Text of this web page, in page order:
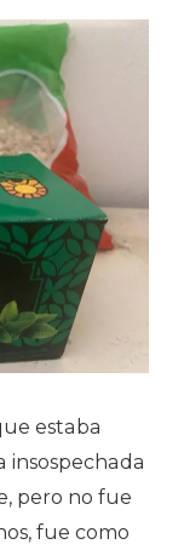
estaba
insospechada
pero no fue
fue como